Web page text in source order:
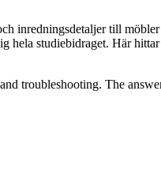
inredningsdetaljer till
hela studiebidraget. Här
troubleshooting. The